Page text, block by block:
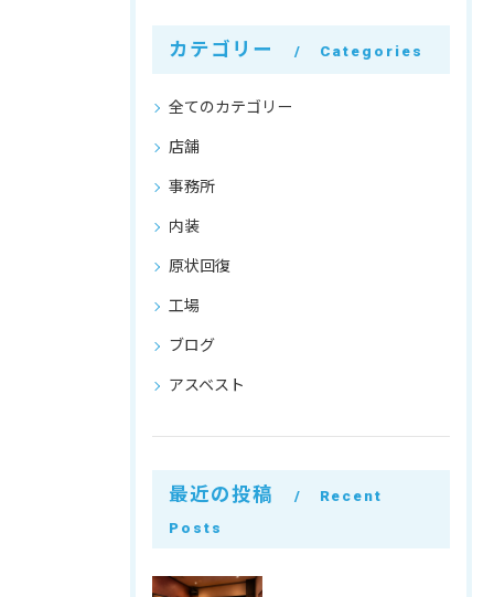
カテゴリー Categories
全てのカテゴリー
店舗
事務所
内装
原状回復
工場
ブログ
アスベスト
最近の投稿
Recent
Posts